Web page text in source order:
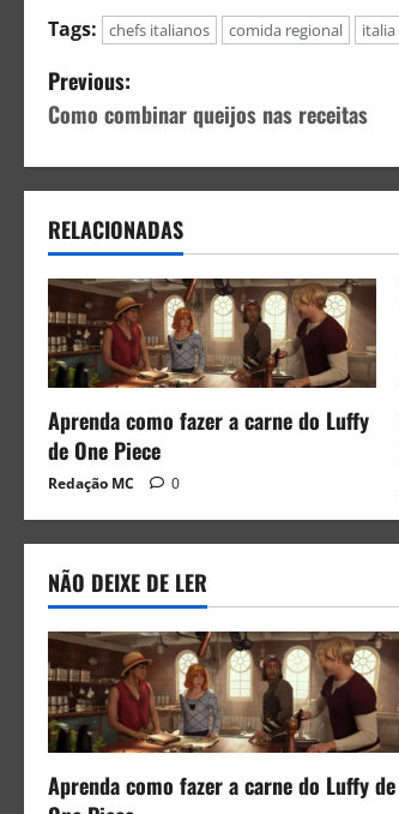
Tags: chefs italianos comida regional italia
Previous:
Como combinar queijos nas receitas
RELACIONADAS
Aprenda como fazer a carne do Luffy
de One Piece
Redação MC 0
NÃO DEIXE DE LER
Aprenda como fazer a carne do Luffy de